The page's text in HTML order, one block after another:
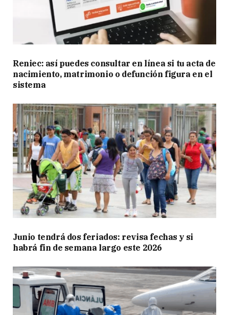
Reniec: así puedes consultar en línea si tu acta de
nacimiento, matrimonio o defunción figura en el
sistema
Junio tendrá dos feriados: revisa fechas y si
habrá fin de semana largo este 2026